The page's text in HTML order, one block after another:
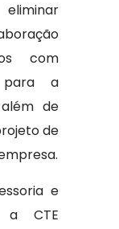
com
para a
de
de
e
a CTE